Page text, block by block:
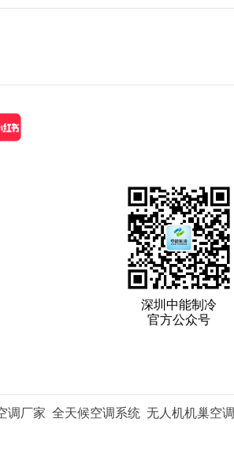
深圳中能制冷
官方公众号
厂家 全天候空调系统 无人机机巢